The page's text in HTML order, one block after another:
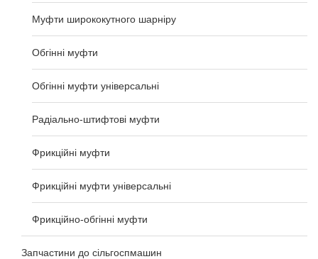
Муфти ширококутного шарніру
Обгінні муфти
Обгінні муфти універсальні
Радіально-штифтові муфти
Фрикційні муфти
Фрикційні муфти універсальні
Фрикційно-обгінні муфти
Запчастини до сільгоспмашин